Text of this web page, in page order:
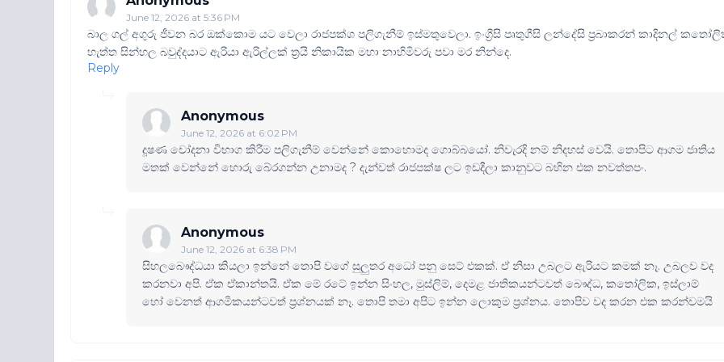
June 12, 2026 at 5:36 PM
බාල ගල් අගුරු ජීවන බර ඔක්කොම යට වෙලා රාජපක්ශ පලිගැනීම් ඉස්මතුවෙලා. ඉංග්‍රීසි පෘතුගීසි ලන්දේසි ප්‍රබාකරන් කාදිනල්
හැත්ත සින්හල බවුද්දයාට ඇරියා ඇරිල්ලක් ත්‍රයි නිකායික මහා නාහිමිවරු පවා මර නින්දෙ.
Reply
Anonymous
June 12, 2026 at 6:02 PM
දූෂණ චෝදනා විභාග කිරීම පලිගැනීම් වෙන්නේ කොහොමද ගොබ්බයෝ. නිවැරදි නම් නිදහස් වෙයි. තොපිට ආගම ජාතිය
මතක් වෙන්නේ හොරු බේරගන්න උනාමද ? දැන්වත් රාජපක්ෂ ලට ඉඩදීලා කානුවට බහින එක නවත්තපං.
Anonymous
June 12, 2026 at 6:38 PM
සිහලබෞද්ධයා කියලා ඉන්නේ තොපි වගේ සුලුතර අධෝ පනු සෙට් එකක්. ඒ නිසා උබලට ඇරියට කමක් නෑ. උබලව වද
කරනවා අපි. ඒක ඒකාන්තයි. ඒක මේ රටේ ඉන්න සිංහල, මුස්ලි​ම්, දෙමළ ජාතිකය​න්ටවත් බෞද්‍ධ, කතෝලික, ඉස්ලාම්
හෝ වෙනත් ආගමිකයන්ටවත් ප්‍රශ්නයක් නෑ. තොපි තමා අපිට ඉන්න ලොකුම ප්‍රශ්නය. තොපිව වද කරන එක කරන්වම​යි